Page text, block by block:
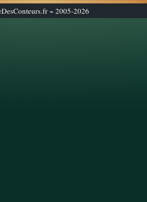
~ 2005-2026